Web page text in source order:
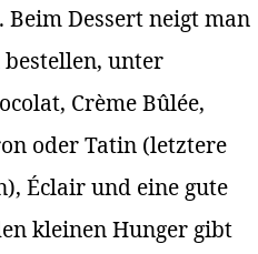
Dessert neigt man
bestellen, unter
Crème Bûlée,
oder Tatin (letztere
Éclair und eine gute
kleinen Hunger gibt